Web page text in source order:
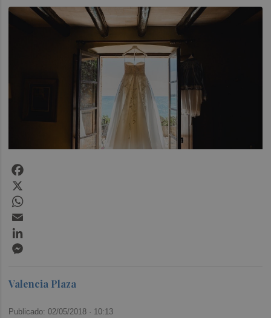
Valencia Plaza
Publicado: 02/05/2018 · 10:13